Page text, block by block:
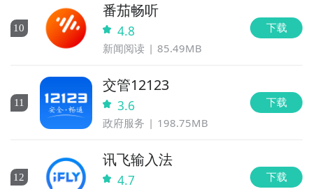
10
番茄畅听
4.8
新闻阅读 85.49MB
下载
11
交管12123
3.6
政府服务 198.75MB
下载
12
讯飞输入法
4.7 下载